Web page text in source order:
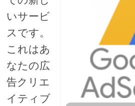
いサービ
スです。
これはあ
なたの広
告クリエ
イティブ